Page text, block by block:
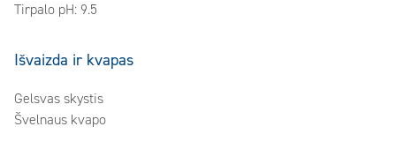
Tirpalo pH: 9.5
Išvaizda ir kvapas
Gelsvas skystis
Švelnaus kvapo